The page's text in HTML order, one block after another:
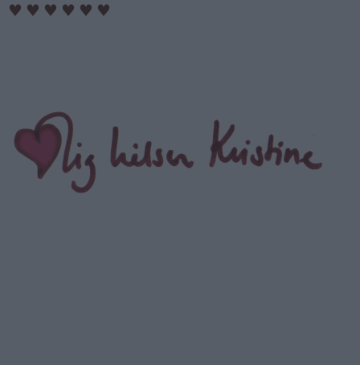
♥ ♥ ♥ ♥ ♥ ♥